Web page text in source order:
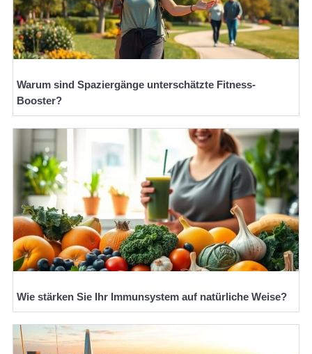
Warum sind Spaziergänge unterschätzte Fitness-
Booster?
Wie stärken Sie Ihr Immunsystem auf natürliche Weise?